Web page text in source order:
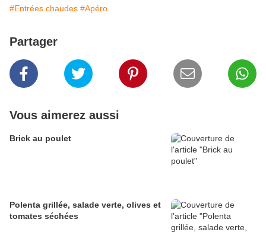
#Entrées chaudes #Apéro
Partager
Vous aimerez aussi
Brick au poulet
Polenta grillée, salade verte, olives et
tomates séchées